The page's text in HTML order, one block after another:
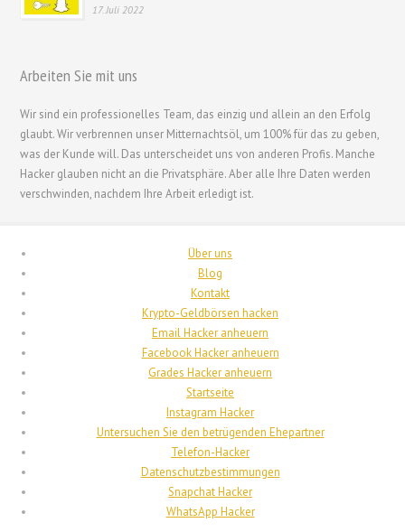
17. Juli 2022
Arbeiten Sie mit uns
Wir sind ein professionelles Team, das einzig und allein an den Erfolg
glaubt. Wir verbrennen unser Mitternachtsöl, um 100% für das zu geben,
was der Kunde will. Das unterscheidet uns von anderen Profis. Manche
Hacker glauben nicht an die Privatsphäre. Aber alle Ihre Daten werden
verschwinden, nachdem Ihre Arbeit erledigt ist.
Über uns
Blog
Kontakt
Krypto-Geldbörsen hacken
Email Hacker anheuern
Facebook Hacker anheuern
Grades Hacker anheuern
Startseite
Instagram Hacker
Untersuchen Sie den betrügenden Ehepartner
Telefon-Hacker
Datenschutzbestimmungen
Snapchat Hacker
WhatsApp Hacker
English (New Zealand)
English (Canada)
English (UK)
العربية
Deutsch
Deutsch (Österreich)
Español
فارسی
Suomi
עִבְרִית
Hrvatski